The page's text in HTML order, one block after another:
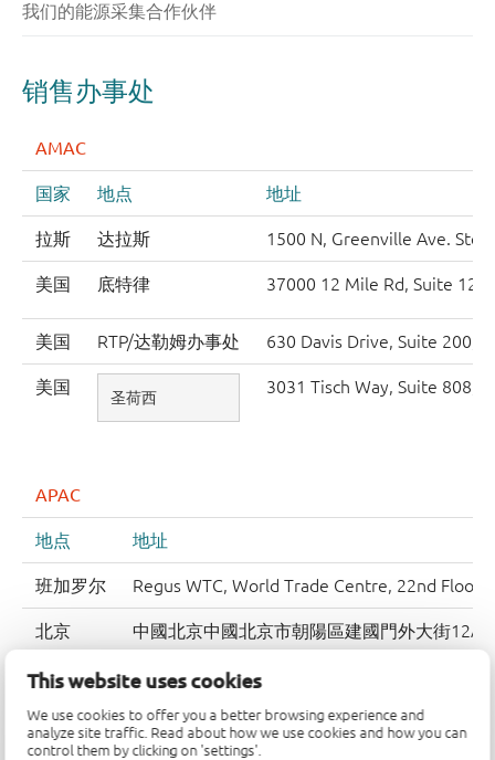
This website uses cookies
We use cookies to offer you a better browsing experience and
analyze site traffic. Read about how we use cookies and how you can
control them by clicking on 'settings'.
我们的能源采集合作伙伴
销售办事处
AMAC
国家 地点 地址
拉斯 达拉斯 1500 N, Greenville Ave. Ste.
美国 底特律 37000 12 Mile Rd, Suite
美国 RTP/达勒姆办事处 630 Davis Drive, Suite 200,
美国
圣荷西
3031 Tisch Way, Suite 808,
APAC
地点 地址
班加罗尔 Regus WTC, World Trade Centre, 22nd
北京
中國北京中國北京市朝陽區建國門外大街12A
中国香港 7/F, BLDG 18E, 18 Science Park East Avenue,